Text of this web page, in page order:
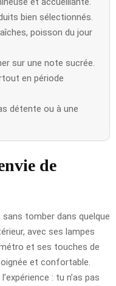
bien sélectionnés.
poisson du jour
sur une note sucrée.
en période
détente ou à une
de
tomber dans quelque
avec ses lampes
et ses touches de
et confortable.
: tu n’as pas